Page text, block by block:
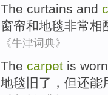
The curtains and
窗帘和地毯非常相
《牛津词典》
The carpet is worn
地毯 旧了 ， 但还能